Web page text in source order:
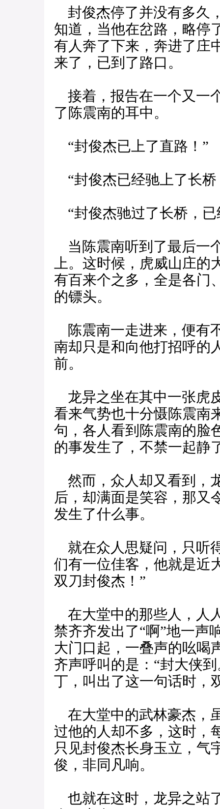
封俊杰停了并没有多久
知道，当他在岔路，略停
有人奔了下来，奔进了庄
来了，已到了路口。
接着，报告在一个又一
了陈震南的耳中。
“封俊杰已上了直路！”
“封俊杰已经驰上了长桥
“封俊杰驰过了长桥，已
当陈震南听到了最后一
上。这时候，虎威山庄
有百来个之多，全是各门
的镖头。
陈震南一走进来，便有
南却只是和向他打招呼的
前。
龙异之坐在其中一张虎
看来气势也十分慑陈震南
句，各人看到陈震南的脸
的事发生了，不禁一起静
然而，众人却又看到，
后，却满面是笑容，那又
发生了什么事。
就在众人思疑问，只听
们有一位佳客，他就是近
双刀封俊杰！”
在大堂中的那些人，人
禁齐齐发出了“啊”地一声
大门口起，一叠声的吆喝
齐声呼叫的是：“封大侠
丁，叫出了这一句话时，
在大堂中的武林豪杰，
过他的人却不多，这时，
只见封俊杰长身玉立，气
俊，非同凡响。
也就在这时，龙异之站